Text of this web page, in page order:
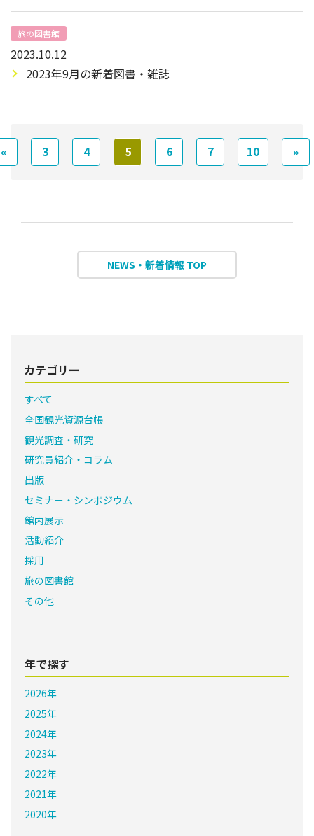
旅の図書館
2023.10.12
2023年9月の新着図書・雑誌
« 3 4 5 6 7 10 »
NEWS・新着情報 TOP
カテゴリー
すべて
全国観光資源台帳
観光調査・研究
研究員紹介・コラム
出版
セミナー・シンポジウム
館内展示
活動紹介
採用
旅の図書館
その他
年で探す
2026年
2025年
2024年
2023年
2022年
2021年
2020年